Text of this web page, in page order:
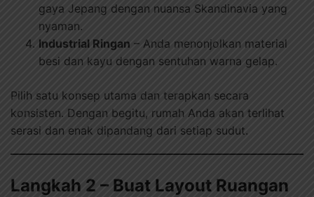
gaya Jepang dengan nuansa Skandinavia yang
nyaman.
Industrial Ringan – Anda menonjolkan material
besi dan kayu dengan sentuhan warna gelap.
Pilih satu konsep utama dan terapkan secara
konsisten. Dengan begitu, rumah Anda akan terlihat
serasi dan enak dipandang dari setiap sudut.
Langkah 2 – Buat Layout Ruangan